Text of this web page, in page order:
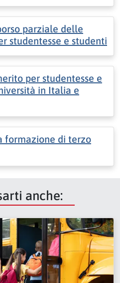
parziale delle
studentesse e studenti
per studentesse e
in Italia e
formazione di terzo
anche: